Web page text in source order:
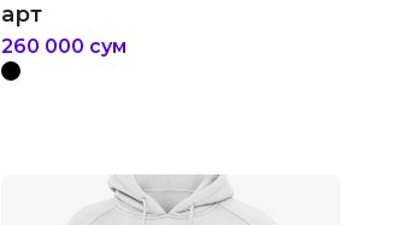
арт
260 000 сум